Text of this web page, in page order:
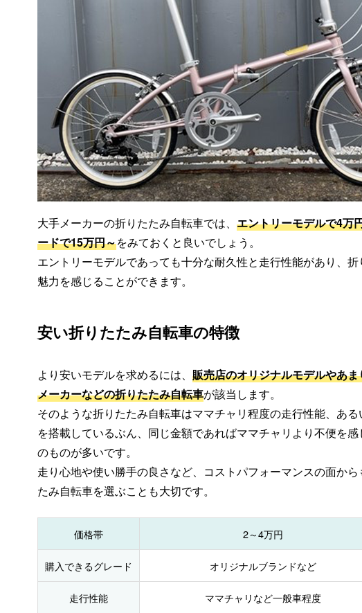
大手メーカーの折りたたみ自転車では、 エントリーモデルで4万
ードで15万円～をみておくと良いでしょう。
エントリーモデルであっても十分な耐久性と走行性能があり、
魅力を感じることができます。
安い折りたたみ自転車の特徴
より安いモデルを求めるには、 販売店のオリジナルモデルやあ
メーカーなどの折りたたみ自転車が該当します。
そのような折りたたみ自転車はママチャリ程度の走行性能、あ
を搭載しているぶん、同じ金額であればママチャリより不便を
のものが多いです。
走り心地や使い勝手の良さなど、コストパフォーマンスの面か
たみ自転車を選ぶことも大切です。
価格帯 2～4万円
購入できるグレード オリジナルブランドなど
走行性能 ママチャリなど一般車程度